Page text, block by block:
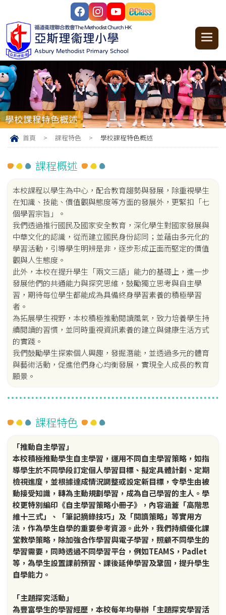
循道衞理聯合教會The Methodist Church HK
亞斯理衞理小學
Asbury Methodist Primary School
學校課程特色概述
首頁 > 課程特色 > 學校課程特色概述
課程概述
本校課程以學生為中心，配合教育趨勢與發展，除重視學生
在知識、技能、價值觀與態度等方面的發展外，更緊扣「七
個學習宗旨」。
我們透過推行國民及國家安全教育，深化學生對國家發展與
中華文化的認識，從而建立國民身份認同；並藉由多元化的
學習活動，引導學生明辨是非，逐步形成正面而堅定的價值
觀與人生態度。
此外，本校在提升學生「兩文三語」能力的基礎上，進一步
發展他們的共通能力與探究思維，鼓勵獨立思考與自主學
習，期待每位學生都能成為具備終身學習素養的積極學習
者。
為拓展學生視野，本校積極推動閱讀風氣，致力培養學生持
續閱讀的習慣，並同時重視資訊素養的建立與健康生活方式
的實踐。
我們鼓勵學生探索個人興趣，發掘潛能，並透過多元的體育
與藝術活動，促進他們身心均衡發展，實現全人成長的教育
願景。
課程特色
「推動自主學習」
本校積極推動學生自主學習，運用不同自主學習策略，如指
導學生於不同學段訂定個人學習目標、擬定具體計劃、定期
檢視進度，並根據達成情況調整或設定新目標，令學生由被
動接受知識，轉為主動規劃學習，成為自己學習的主人。學
校更特別編印《自主學習策略小冊子》，內容涵蓋「高階思
維十三式」、「筆記摘錄技巧」及「閱讀策略」等實用方
法，作為學生自學的重要參考資源。此外，我們持續優化課
堂教學策略，除加強合作學習與電子學習，照顧不同學生的
學習需要，同時透過不同學習平台，例如TEAMS，Padlet
等，為學生設置課前預習、課後延伸學習及鞏固，提升學生
自學能力。
「主題探究活動」
為豐富學生的學習經歷，本校每年均舉辦「主題探究學習活